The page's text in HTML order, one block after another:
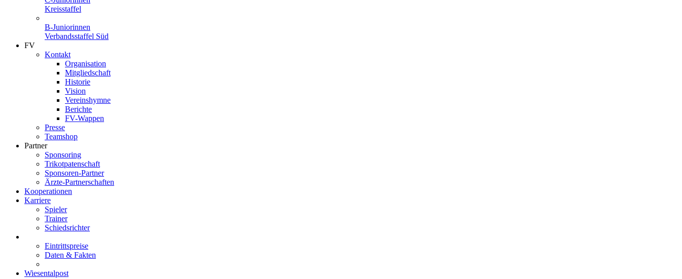
Kreisstaffel
B-Juniorinnen
Verbandsstaffel Süd
FV
Kontakt
Organisation
Mitgliedschaft
Historie
Vision
Vereinshymne
Berichte
FV-Wappen
Presse
Teamshop
Partner
Sponsoring
Trikotpatenschaft
Sponsoren-Partner
Ärzte-Partnerschaften
Kooperationen
Karriere
Spieler
Trainer
Schiedsrichter
Eintrittspreise
Daten & Fakten
Wiesentalpost